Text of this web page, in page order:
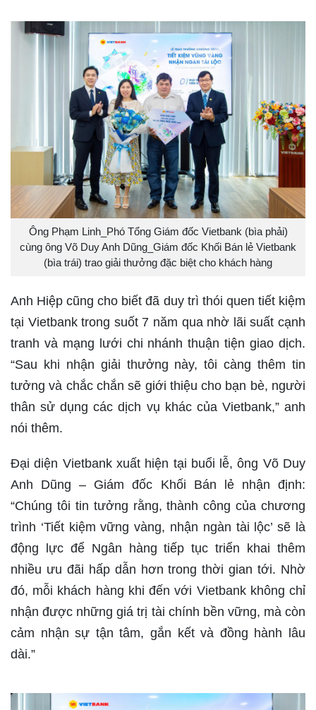
Ông Phạm Linh_Phó Tổng Giám đốc Vietbank (bìa phải)
cùng ông Võ Duy Anh Dũng_Giám đốc Khối Bán lẻ Vietbank
(bìa trái) trao giải thưởng đặc biệt cho khách hàng
Anh Hiệp cũng cho biết đã duy trì thói quen tiết kiệm
tại Vietbank trong suốt 7 năm qua nhờ lãi suất cạnh
tranh và mạng lưới chi nhánh thuận tiện giao dịch.
“Sau khi nhận giải thưởng này, tôi càng thêm tin
tưởng và chắc chắn sẽ giới thiệu cho bạn bè, người
thân sử dụng các dịch vụ khác của Vietbank,” anh
nói thêm.
Đại diện Vietbank xuất hiện tại buổi lễ, ông Võ Duy
Anh Dũng – Giám đốc Khối Bán lẻ nhận định:
“Chúng tôi tin tưởng rằng, thành công của chương
trình ‘Tiết kiệm vững vàng, nhận ngàn tài lộc’ sẽ là
động lực để Ngân hàng tiếp tục triển khai thêm
nhiều ưu đãi hấp dẫn hơn trong thời gian tới. Nhờ
đó, mỗi khách hàng khi đến với Vietbank không chỉ
nhận được những giá trị tài chính bền vững, mà còn
cảm nhận sự tận tâm, gắn kết và đồng hành lâu
dài.”